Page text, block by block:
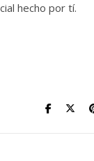
hecho por tí.